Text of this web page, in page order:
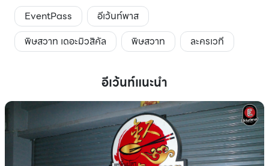
EventPass
อีเว้นท์พาส
พิษสวาท เดอะมิวสิคัล
พิษสวาท ละครเวที
อีเว้นท์แนะนำ